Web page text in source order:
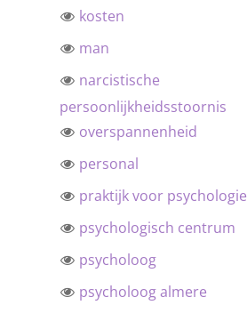
kosten
man
narcistische
persoonlijkheidsstoornis
overspannenheid
personal
praktijk voor psychologie
psychologisch centrum
psycholoog
psycholoog almere